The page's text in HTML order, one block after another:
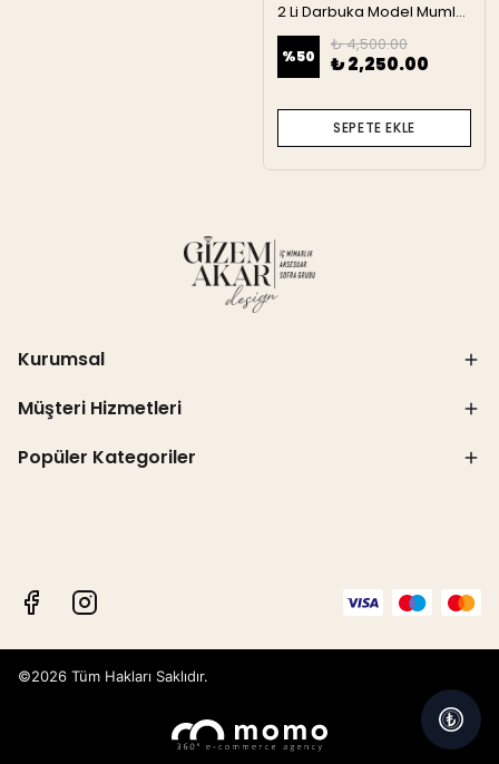
2 Li Darbuka Model Mumluk
%50
₺ 4,500.00
₺ 2,250.00
SEPETE EKLE
Kurumsal
Müşteri Hizmetleri
Popüler Kategoriler
©2026 Tüm Hakları Saklıdır.